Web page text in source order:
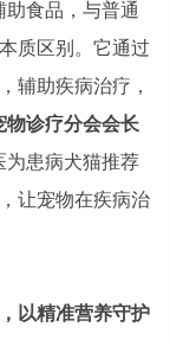
食品，与普通
质区别。它通过
辅助疾病治疗，
物诊疗分会会长
为患病犬猫推荐
让宠物在疾病治
以精准营养守护